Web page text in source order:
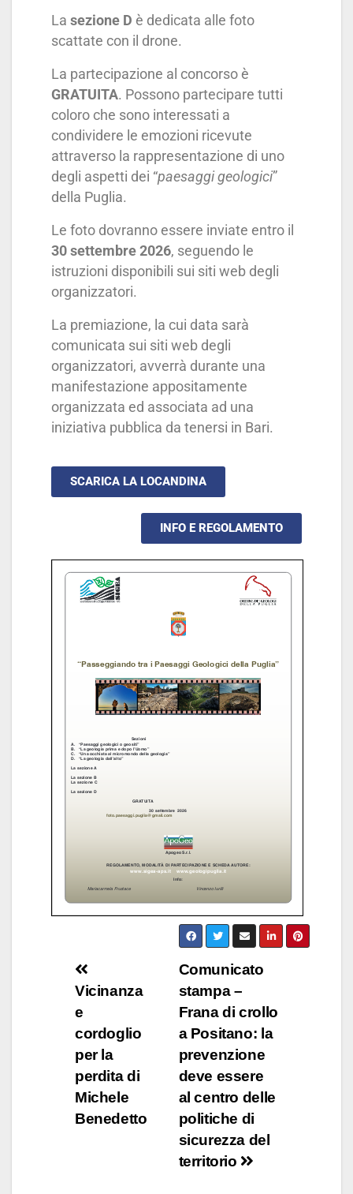
La sezione D è dedicata alle foto
scattate con il drone.
La partecipazione al concorso è
GRATUITA. Possono partecipare tutti
coloro che sono interessati a
condividere le emozioni ricevute
attraverso la rappresentazione di uno
degli aspetti dei “paesaggi geologici”
della Puglia.
Le foto dovranno essere inviate entro il
30 settembre 2026, seguendo le
istruzioni disponibili sui siti web degli
organizzatori.
La premiazione, la cui data sarà
comunicata sui siti web degli
organizzatori, avverrà durante una
manifestazione appositamente
organizzata ed associata ad una
iniziativa pubblica da tenersi in Bari.
SCARICA LA LOCANDINA
INFO E REGOLAMENTO
Comunicato
stampa –
Frana di crollo
a Positano: la
prevenzione
deve essere
al centro delle
politiche di
sicurezza del
territorio
Vicinanza
e
cordoglio
per la
perdita di
Michele
Benedetto